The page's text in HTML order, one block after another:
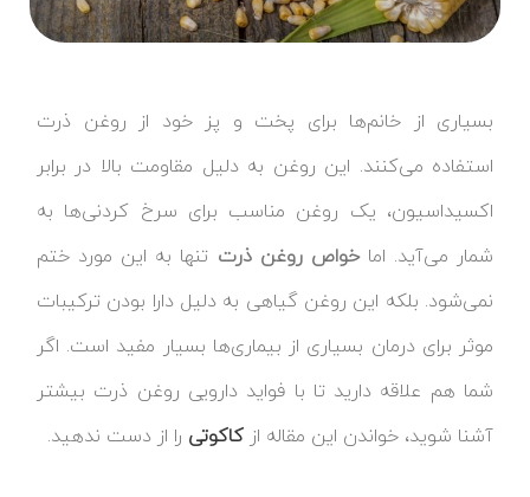
بسیاری از خانم‌ها برای پخت و پز خود از روغن ذرت
استفاده می‌کنند. این روغن به دلیل مقاومت بالا در برابر
اکسیداسیون، یک روغن مناسب برای سرخ کردنی‌ها به
شمار می‌آید. اماخواص روغن ذرت تنها به این مورد ختم
نمی‌شود. بلکه این روغن گیاهی به دلیل دارا بودن ترکیبات
موثر برای درمان بسیاری از بیماری‌ها بسیار مفید است. اگر
شما هم علاقه دارید تا با فواید دارویی روغن ذرت بیشتر
آشنا شوید، خواندن این مقاله از کاکوتی را از دست ندهید.